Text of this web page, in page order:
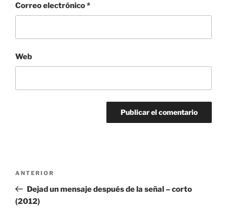
Correo electrónico*
Web
Navegación
entradas
Entrada
anterior:
ANTERIOR
Dejad un mensaje después de la señal – corto
(2012)